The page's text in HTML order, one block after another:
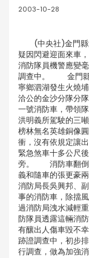
2003-10-28
(中央社)金門縣
疑因閃避迎面來車
消防隊員機警應變
調查中。 金門縣
寧鄉泗湖發生火燒
洽公的金沙分隊分
一號消防車，帶領
洪明義所駕駛的三
榜林無名英雄銅像
衝，沒有依規定讓
緊急煞車十多公尺
旁。 消防車翻倒
義和隨車的張更豪
消防局長吳興邦、
事的消防車，除擋
過消防局洩水減輕
防隊員透露這輛消
有釀出人傷車毀不
跡證調查中，初步
行調查，做為加強